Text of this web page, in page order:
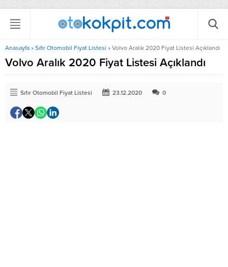
Anasayfa » Sıfır Otomobil Fiyat Listesi » Volvo Aralık 2020 Fiyat Listesi Açıklandı
Volvo Aralık 2020 Fiyat Listesi Açıklandı
Sıfır Otomobil Fiyat Listesi 23.12.2020 0